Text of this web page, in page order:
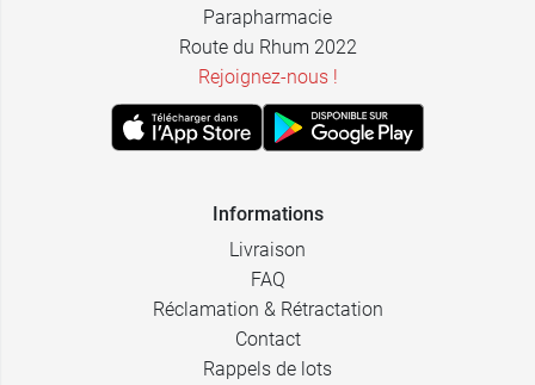
Parapharmacie
Route du Rhum 2022
Rejoignez-nous !
Informations
Livraison
FAQ
Réclamation & Rétractation
Contact
Rappels de lots